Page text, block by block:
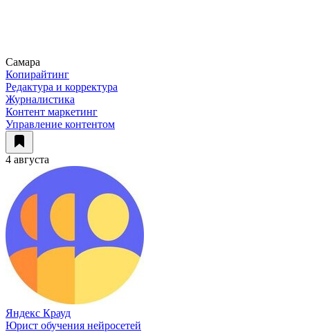
Самара
Копирайтинг
Редактура и корректура
Журналистика
Контент маркетинг
Управление контентом
4 августа
Яндекс Крауд
Юрист обучения нейросетей